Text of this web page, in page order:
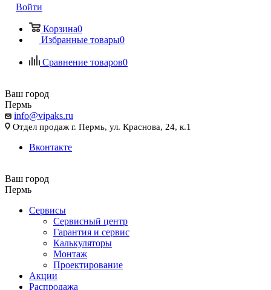
Войти
Корзина0
Избранные товары0
Сравнение товаров0
Ваш город
Пермь
info@vipaks.ru
Отдел продаж г. Пермь, ул. Краснова, 24, к.1
Вконтакте
Ваш город
Пермь
Сервисы
Сервисный центр
Гарантия и сервис
Калькуляторы
Монтаж
Проектирование
Акции
Распродажа